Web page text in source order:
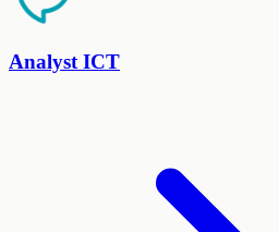
Analyst ICT